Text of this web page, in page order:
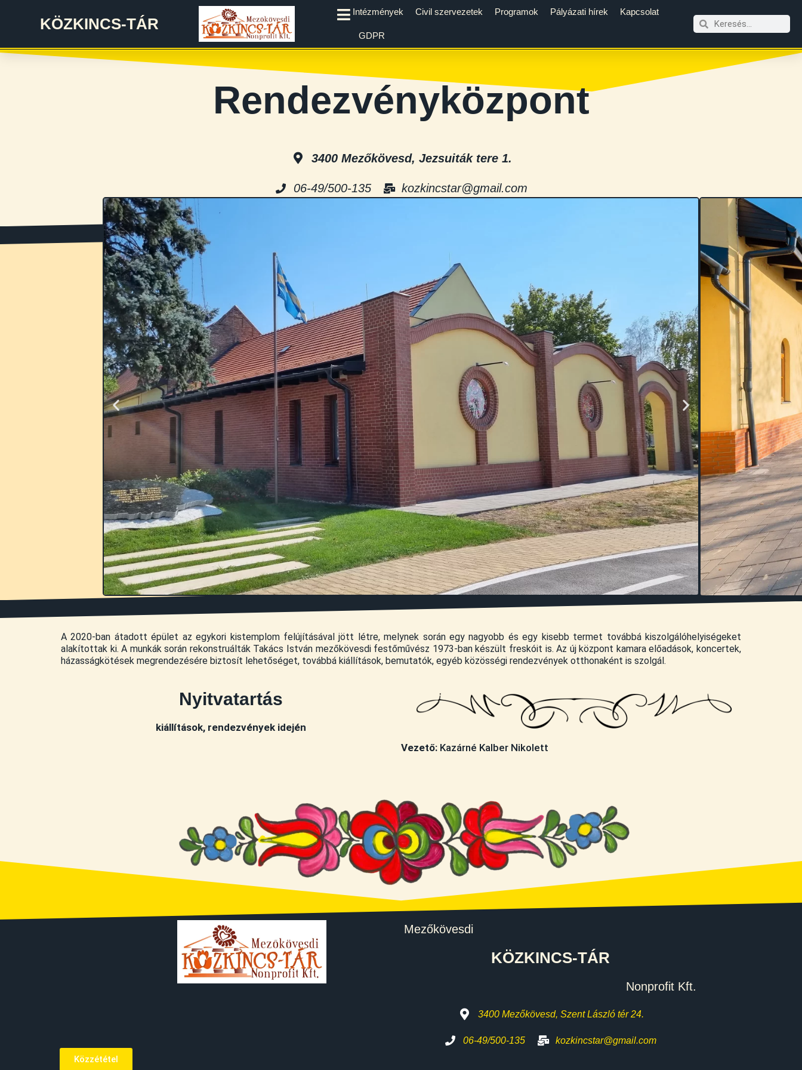
KÖZKINCS-TÁR
Intézmények Civil szervezetek Programok Pályázati hírek Kapcsolat
GDPR
Rendezvényközpont
3400 Mezőkövesd, Jezsuiták tere 1.
06-49/500-135 kozkincstar@gmail.com
A 2020-ban átadott épület az egykori kistemplom felújításával jött létre, melynek során egy nagyobb és egy kisebb termet továbbá kiszolgálóhelyiségeket
alakítottak ki. A munkák során rekonstruálták Takács István mezőkövesdi festőművész 1973-ban készült freskóit is. Az új központ kamara előadások, koncertek,
házasságkötések megrendezésére biztosít lehetőséget, továbbá kiállítások, bemutatók, egyéb közösségi rendezvények otthonaként is szolgál.
Nyitvatartás
kiállítások, rendezvények idején
Vezető: Kazárné Kalber Nikolett
Mezőkövesdi
KÖZKINCS-TÁR
Nonprofit Kft.
3400 Mezőkövesd, Szent László tér 24.
06-49/500-135 kozkincstar@gmail.com
Közzététel